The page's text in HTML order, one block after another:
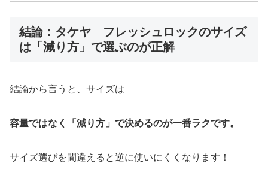
結論：タケヤ フレッシュロックのサイズ
は「減り方」で選ぶのが正解
結論から言うと、サイズは
容量ではなく「減り方」で決めるのが一番ラクです。
サイズ選びを間違えると逆に使いにくくなります！